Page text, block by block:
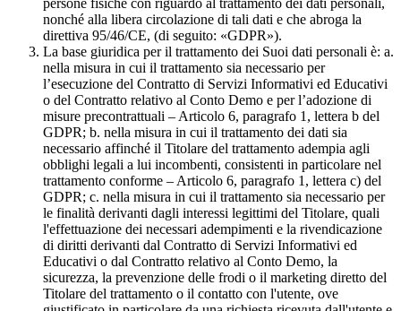
persone fisiche con riguardo al trattamento dei dati personali,
nonché alla libera circolazione di tali dati e che abroga la
direttiva 95/46/CE, (di seguito: «GDPR»).
La base giuridica per il trattamento dei Suoi dati personali è: a.
nella misura in cui il trattamento sia necessario per
l’esecuzione del Contratto di Servizi Informativi ed Educativi
o del Contratto relativo al Conto Demo e per l’adozione di
misure precontrattuali – Articolo 6, paragrafo 1, lettera b del
GDPR; b. nella misura in cui il trattamento dei dati sia
necessario affinché il Titolare del trattamento adempia agli
obblighi legali a lui incombenti, consistenti in particolare nel
trattamento conforme – Articolo 6, paragrafo 1, lettera c) del
GDPR; c. nella misura in cui il trattamento sia necessario per
le finalità derivanti dagli interessi legittimi del Titolare, quali
l'effettuazione dei necessari adempimenti e la rivendicazione
di diritti derivanti dal Contratto di Servizi Informativi ed
Educativi o dal Contratto relativo al Conto Demo, la
sicurezza, la prevenzione delle frodi o il marketing diretto del
Titolare del trattamento o il contatto con l'utente, ove